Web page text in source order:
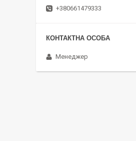
+380661479333
Менеджер